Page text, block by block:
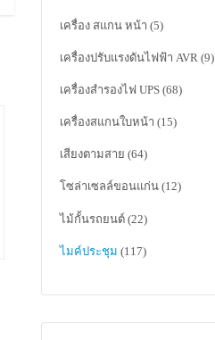
เครื่อง สแกน หน้า (5)
เครื่องปรับแรงดันไฟฟ้า AVR (9)
เครื่องสำรองไฟ UPS (68)
เครื่องสแกนใบหน้า (15)
เสียงตามสาย (64)
โซล่าเซลล์ขอนแก่น (12)
ไม้กั้นรถยนต์ (22)
ไมค์ประชุม (117)